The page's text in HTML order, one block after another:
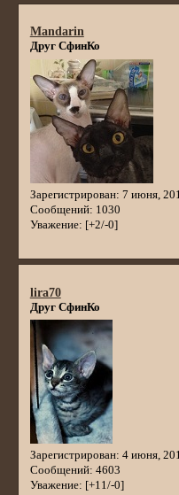
Mandarin
Друг СфинКо
Зарегистрирован: 7 июня,
Сообщений: 1030
Уважение: [+2/-0]
lira70
Друг СфинКо
Зарегистрирован: 4 июня,
Сообщений: 4603
Уважение: [+11/-0]